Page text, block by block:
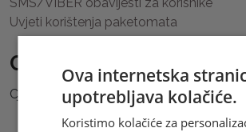
Uvjeti korištenja paketomata
Cjenik usluga Brze Pošte
Cjenik možete preuzetiovdje.
Ova internetska
upotrebljava kolačiće.
Koristimo kolačiće za